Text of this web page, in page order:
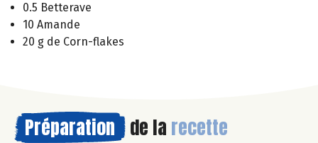
0.5 Betterave
10 Amande
20 g de Corn-flakes
Préparation de la recette